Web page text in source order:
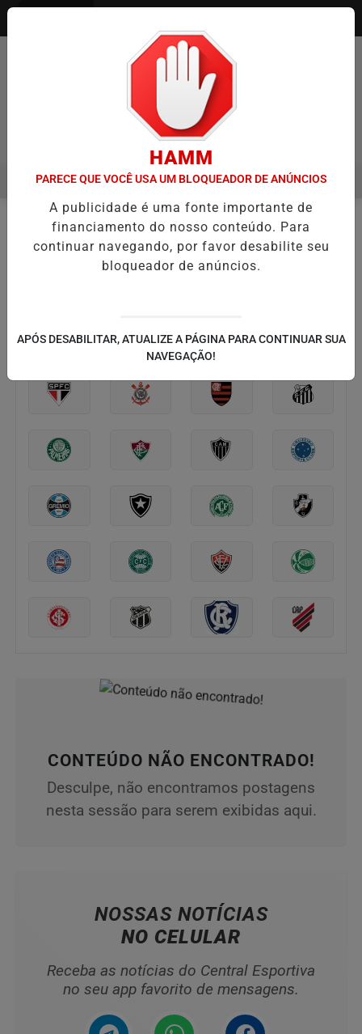
Pesquisar Notícia
ITAQUÁ ESTREIA NO CAMPEONATO PAULISTA MASCULINO DA
EM ALTA
MENU
EMFUTEBOL PARIS SAINT GERMAIN
SÉRIE A SÉRIE B EUROPA
CONTEÚDO NÃO ENCONTRADO!
Desculpe, não encontramos postagens
nesta sessão para serem exibidas aqui.
NOSSAS NOTÍCIAS
NO CELULAR
Receba as notícias do Central Esportiva
no seu app favorito de mensagens.
HAMM
PARECE QUE VOCÊ USA UM BLOQUEADOR DE ANÚNCIOS
A publicidade é uma fonte importante de
financiamento do nosso conteúdo. Para
continuar navegando, por favor desabilite seu
bloqueador de anúncios.
APÓS DESABILITAR, ATUALIZE A PÁGINA PARA CONTINUAR SUA
NAVEGAÇÃO!